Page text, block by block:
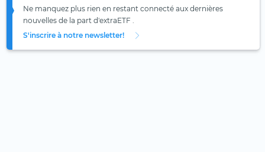
Ne manquez plus rien en restant connecté aux dernières
nouvelles de la part d'extraETF .
S'inscrire à notre newsletter!